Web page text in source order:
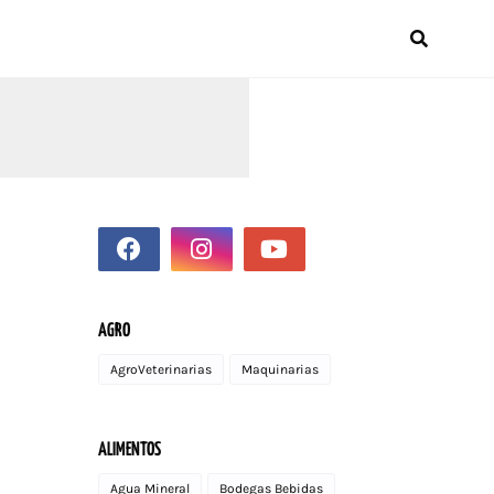
AGRO
AgroVeterinarias Maquinarias
ALIMENTOS
Agua Mineral Bodegas Bebidas